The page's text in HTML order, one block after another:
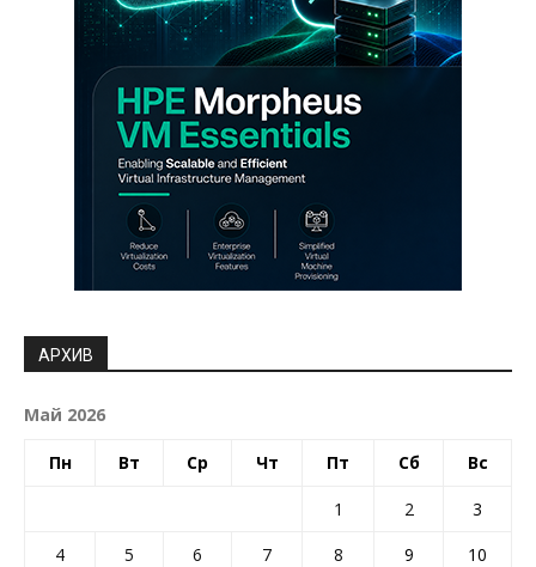
АРХИВ
Май 2026
Пн Вт Ср Чт Пт Сб Вс
1 2
3
4
5 6 7 8 9
10